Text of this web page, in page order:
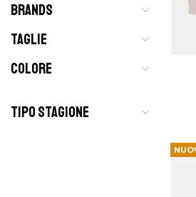
BRANDS
TAGLIE
COLORE
TIPO STAGIONE